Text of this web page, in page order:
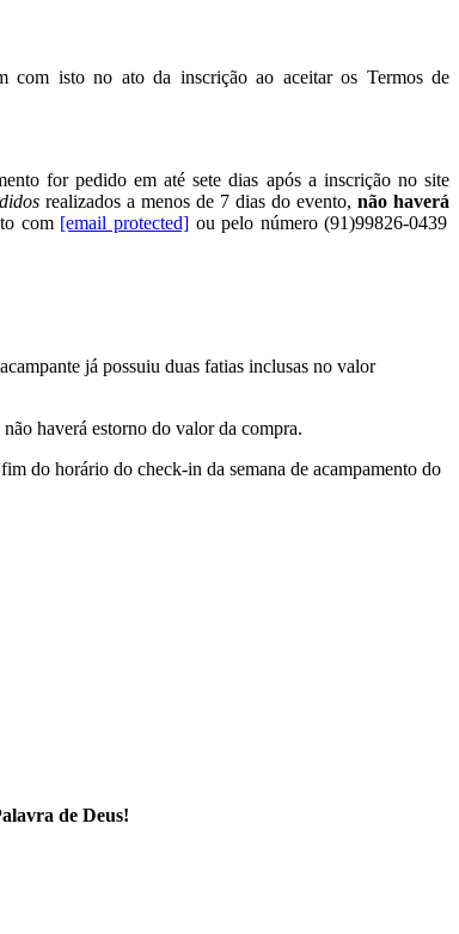
com isto no ato da inscrição ao aceitar os Termos de
for pedido em até sete dias após a inscrição no site
realizados a menos de 7 dias do evento,não haverá
com [email protected]ou pelo número (91)99826-0439
já possuiu duas fatias inclusas no valor
haverá estorno do valor da compra.
do horário do check-in da semana de acampamento do
de Deus!